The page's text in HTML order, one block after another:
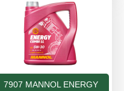
7907 MANNOL ENERGY